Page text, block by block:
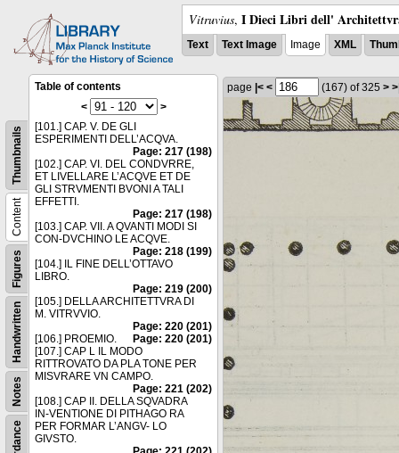
Vitruvius, I Dieci Libri dell'
Text Text Image Image XML
Notes
Handwritten
Figures
Content
Thumbnails
Table of contents
<
>
[101.] CAP. V. DE GLI
ESPERIMENTI DELL’ACQVA.
Page: 217 (198)
[102.] CAP. VI. DEL CONDVRRE,
ET LIVELLARE L’ACQVE ET DE
GLI STRVMENTI BVONI A TALI
EFFETTI.
Page: 217 (198)
[103.] CAP. VII. A QVANTI MODI SI
CON-DVCHINO LE ACQVE.
Page: 218 (199)
[104.] IL FINE DELL’OTTAVO
LIBRO.
Page: 219 (200)
[105.] DELLA ARCHITETTVRA DI
M. VITRVVIO.
Page: 220 (201)
[106.] PROEMIO.
Page: 220 (201)
[107.] CAP L IL MODO
RITTROVATO DA PLA TONE PER
MISVRARE VN CAMPO.
Page: 221 (202)
[108.] CAP II. DELLA SQVADRA
IN-VENTIONE DI PITHAGO RA
PER FORMAR L’ANGV- LO
GIVSTO.
page |< < (167) of 325 >